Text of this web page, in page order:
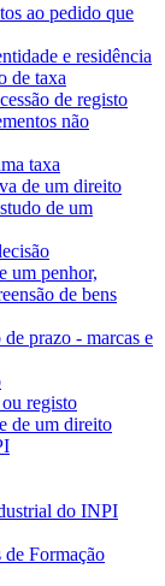
ao pedido que
e residência
de taxa
de registo
não
taxa
de um direito
de um
um penhor,
de bens
prazo - marcas e
registo
de um direito
do INPI
de Formação